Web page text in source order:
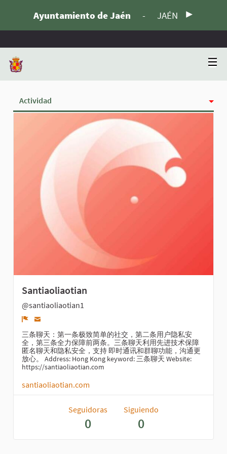
Ayuntamiento de Jaén - JAÉN
Actividad
Seguidoras
Grupos
Santiaoliaotian
@santiaoliaotian1
Denunciar
三条聊天：第一条极致简单的社交，第二条用户隐私安
全，第三条全力保障前两条。三条聊天利用先进技术保障
匿名聊天和隐私安全，支持 即时通讯和群聊功能，沟通更
放心。 Address: Hong Kong keyword: 三条聊天 Website:
https://santiaoliaotian.com
santiaoliaotian.com
Seguidoras
0
Siguiendo
0